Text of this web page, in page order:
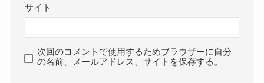
サイト
次回のコメントで使用するためブラウザーに自分
の名前、メールアドレス、サイトを保存する。